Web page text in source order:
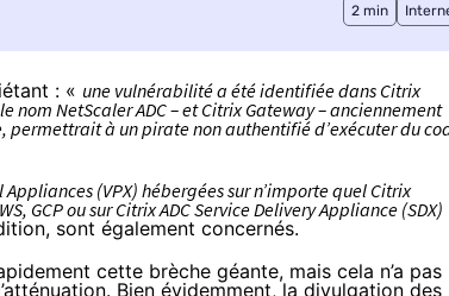
2 min
: « une vulnérabilité a été identifiée dans Citrix
nom NetScaler ADC – et Citrix Gateway – anciennement
permettrait à un pirate non authentifié d’exécuter du
(VPX) hébergées sur n’importe quel Citrix
GCP ou sur Citrix ADC Service Delivery Appliance (SDX)
sont également concernés.
cette brèche géante, mais cela n’a pas
Bien évidemment, la divulgation des